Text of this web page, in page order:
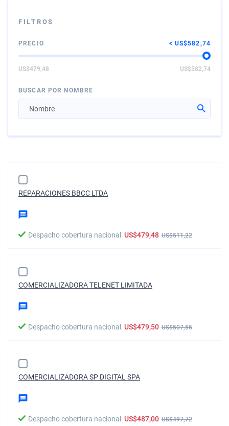
FILTROS
PRECIO US$582,74
US$479,48 US$582,74
BUSCAR POR NOMBRE
REPARACIONES BBCC LTDA
Despacho cobertura nacional US$479,48 US$511,22
COMERCIALIZADORA TELENET LIMITADA
Despacho cobertura nacional US$479,50 US$507,55
COMERCIALIZADORA SP DIGITAL SPA
Despacho cobertura nacional US$487,00 US$497,72